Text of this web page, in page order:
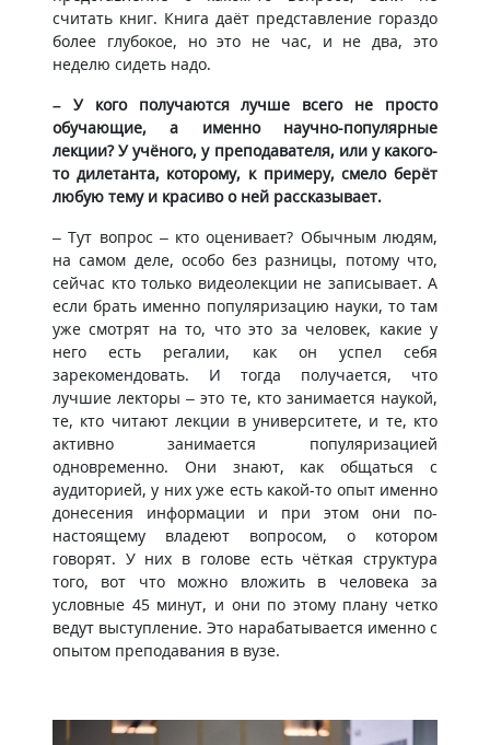
считать книг. Книга даёт представление гораздо
более глубокое, но это не час, и не два, это
неделю сидеть надо.
– У кого получаются лучше всего не просто
обучающие, а именно научно-популярные
лекции? У учёного, у преподавателя, или у какого-
то дилетанта, которому, к примеру, смело берёт
любую тему и красиво о ней рассказывает.
– Тут вопрос – кто оценивает? Обычным людям,
на самом деле, особо без разницы, потому что,
сейчас кто только видеолекции не записывает. А
если брать именно популяризацию науки, то там
уже смотрят на то, что это за человек, какие у
него есть регалии, как он успел себя
зарекомендовать. И тогда получается, что
лучшие лекторы – это те, кто занимается наукой,
те, кто читают лекции в университете, и те, кто
активно занимается популяризацией
одновременно. Они знают, как общаться с
аудиторией, у них уже есть какой-то опыт именно
донесения информации и при этом они по-
настоящему владеют вопросом, о котором
говорят. У них в голове есть чёткая структура
того, вот что можно вложить в человека за
условные 45 минут, и они по этому плану четко
ведут выступление. Это нарабатывается именно с
опытом преподавания в вузе.